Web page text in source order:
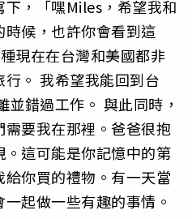
，「嘿Miles，希望我和
候，也許你會看到這
現在在台灣和美國都非
。 我希望我能回到台
錯過工作。 與此同時，
要我在那裡。爸爸很抱
這可能是你記憶中的第
你買的禮物。有一天當
起做一些有趣的事情。